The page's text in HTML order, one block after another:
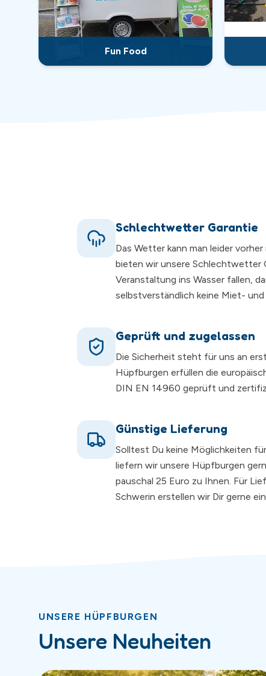
Fun Food
Schlechtwetter Garantie
Das Wetter kann man leider
bieten wir unsere Schlechtwetter
Veranstaltung ins Wasser fallen,
selbstverständlich keine Miet-
Geprüft und zugelassen
Die Sicherheit steht für uns an
Hüpfburgen erfüllen die
DIN EN 14960 geprüft und
Günstige Lieferung
Solltest Du keine Möglichkeiten
liefern wir unsere Hüpfburgen
pauschal 25 Euro zu Ihnen. Für
Schwerin erstellen wir Dir gerne
UNSERE HÜPFBURGEN
Unsere Neuheiten